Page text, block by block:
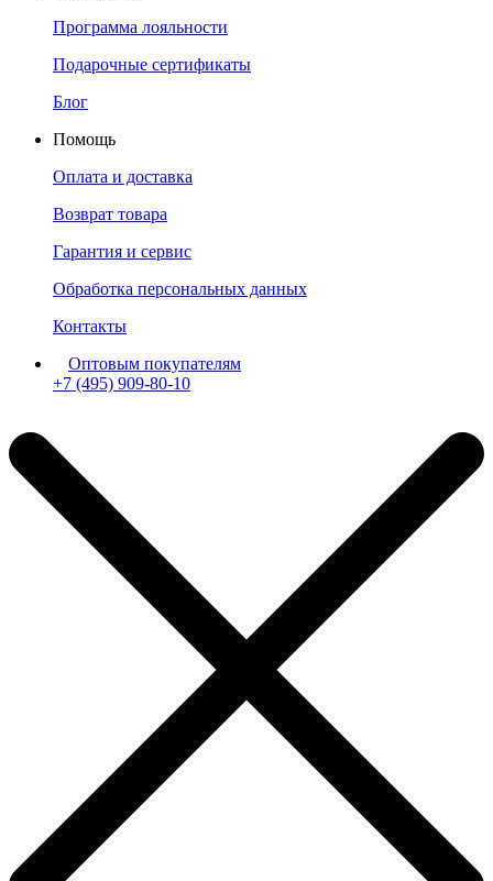
Программа лояльности
Подарочные сертификаты
Блог
Помощь
Оплата и доставка
Возврат товара
Гарантия и сервис
Обработка персональных данных
Контакты
Оптовым покупателям
+7 (495) 909-80-10